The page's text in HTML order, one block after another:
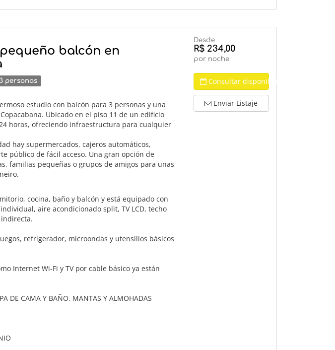
balcón en
personas
estudio con balcón para 3 personas y una
Ubicado en el piso 11 de un edificio
horas, ofreciendo infraestructura para cualquier
hay supermercados, cajeros automáticos,
público de fácil acceso. Una gran opción de
familias pequeñas o grupos de amigos para unas
cocina, baño y balcón y está equipado con
aire acondicionado split, TV LCD, techo
refrigerador, microondas y utensilios básicos
Internet Wi-Fi y TV por cable básico ya están
DE CAMA Y BAÑO, MANTAS Y ALMOHADAS
Desde
R$ 234,00
por noche
Consultar disponibilidad
Enviar Listaje